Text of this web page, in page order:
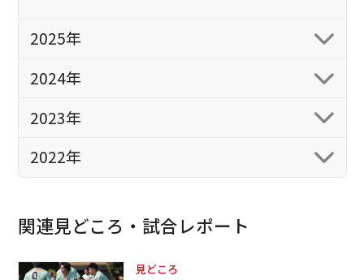
2025年
2024年
2023年
2022年
関連見どころ・試合レポート
見どころ